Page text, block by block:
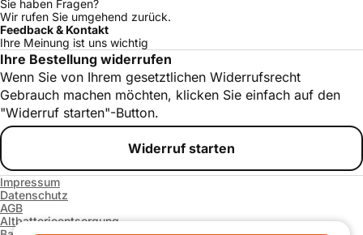
Sie haben Fragen?
Wir rufen Sie umgehend zurück.
Feedback & Kontakt
Ihre Meinung ist uns wichtig
Ihre Bestellung widerrufen
Wenn Sie von Ihrem gesetztlichen Widerrufsrecht
Gebrauch machen möchten, klicken Sie einfach auf den
"Widerruf starten"-Button.
Widerruf starten
Impressum
Datenschutz
AGB
Altbatterieentsorgung